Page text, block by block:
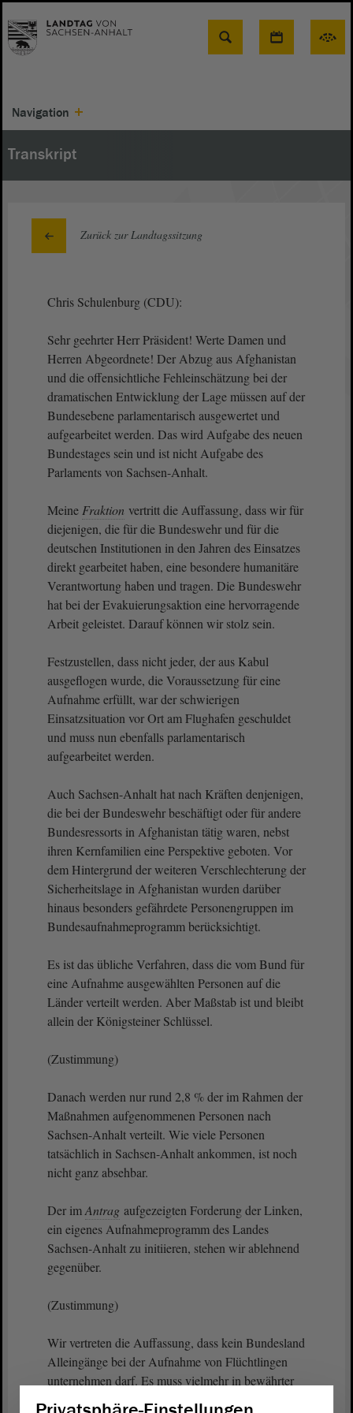
Suche
Navigation
Transkript
Zurück zur Landtagssitzung
Chris Schulenburg (CDU):
Sehr geehrter Herr Präsident! Werte Damen und
Herren Abgeordnete! Der Abzug aus Afghanistan
und die offensichtliche Fehleinschätzung bei der
dramatischen Entwicklung der Lage müssen auf der
Bundesebene parlamentarisch ausgewertet und
aufgearbeitet werden. Das wird Aufgabe des neuen
Bundestages sein und ist nicht Aufgabe des
Parlaments von Sachsen-Anhalt.
Meine Fraktion vertritt die Auffassung, dass wir für
diejenigen, die für die Bundeswehr und für die
deutschen Institutionen in den Jahren des Einsatzes
direkt gearbeitet haben, eine besondere humanitäre
Verantwortung haben und tragen. Die Bundeswehr
hat bei der Evakuierungsaktion eine hervorragende
Arbeit geleistet. Darauf können wir stolz sein.
Festzustellen, dass nicht jeder, der aus Kabul
ausgeflogen wurde, die Voraussetzung für eine
Aufnahme erfüllt, war der schwierigen
Einsatzsituation vor Ort am Flughafen geschuldet
und muss nun ebenfalls parlamentarisch
aufgearbeitet werden.
Auch Sachsen-Anhalt hat nach Kräften denjenigen,
die bei der Bundeswehr beschäftigt oder für andere
Bundesressorts in Afghanistan tätig waren, nebst
ihren Kernfamilien eine Perspektive geboten. Vor
dem Hintergrund der weiteren Verschlechterung der
Sicherheitslage in Afghanistan wurden darüber
hinaus besonders gefährdete Personengruppen im
Bundesaufnahmeprogramm berücksichtigt.
Es ist das übliche Verfahren, dass die vom Bund für
eine Aufnahme ausgewählten Personen auf die
Länder verteilt werden. Aber Maßstab ist und bleibt
allein der Königsteiner Schlüssel.
(Zustimmung)
Danach werden nur rund 2,8 % der im Rahmen der
Maßnahmen aufgenommenen Personen nach
Sachsen-Anhalt verteilt. Wie viele Personen
tatsächlich in Sachsen-Anhalt ankommen, ist noch
nicht ganz absehbar.
Der imAntrag aufgezeigten Forderung der Linken,
ein eigenes Aufnahmeprogramm des Landes
Sachsen-Anhalt zu initiieren, stehen wir ablehnend
gegenüber.
(Zustimmung)
Wir vertreten die Auffassung, dass kein Bundesland
Alleingänge bei der Aufnahme von Flüchtlingen
unternehmen darf. Es muss vielmehr in bewährter